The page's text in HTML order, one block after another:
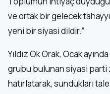
ve ortak bir gelecek
yeni bir siyasi dildir.”
Yıldız Ok Orak, Ocak
grubu bulunan siyasi
hatırlatarak, sundukları